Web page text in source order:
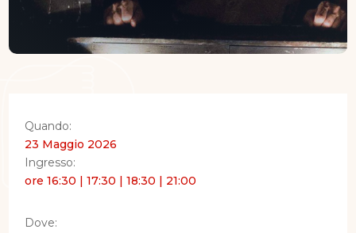
Quando:
23 Maggio 2026
Ingresso:
ore 16:30 | 17:30 | 18:30 | 21:00
Dove: